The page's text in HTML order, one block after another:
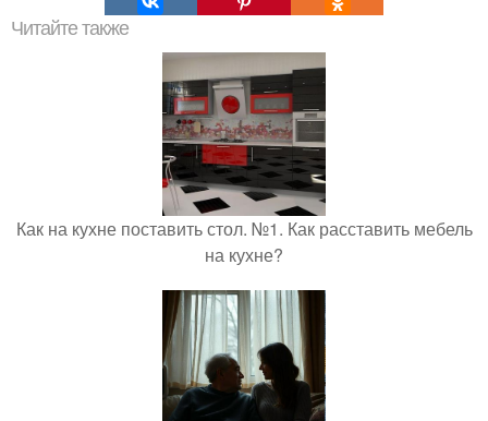
Читайте также
Как на кухне поставить стол. №1. Как расставить мебель
на кухне?